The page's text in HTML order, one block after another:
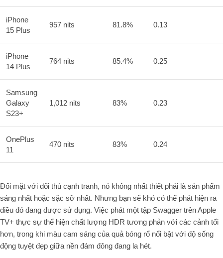
iPhone
15 Plus
957 nits 81.8% 0.13
iPhone
14 Plus
764 nits 85.4% 0.25
Samsung
Galaxy
S23+
1,012 nits 83% 0.23
OnePlus
11
470 nits 83% 0.24
Đối mặt với đối thủ cạnh tranh, nó không nhất thiết phải là sản phẩm
sáng nhất hoặc sặc sỡ nhất. Nhưng bạn sẽ khó có thể phát hiện ra
điều đó đang được sử dụng. Việc phát một tập Swagger trên Apple
TV+ thực sự thể hiện chất lượng HDR tương phản với các cảnh tối
hơn, trong khi màu cam sáng của quả bóng rổ nổi bật với độ sống
động tuyệt đẹp giữa nền đám đông đang la hét.